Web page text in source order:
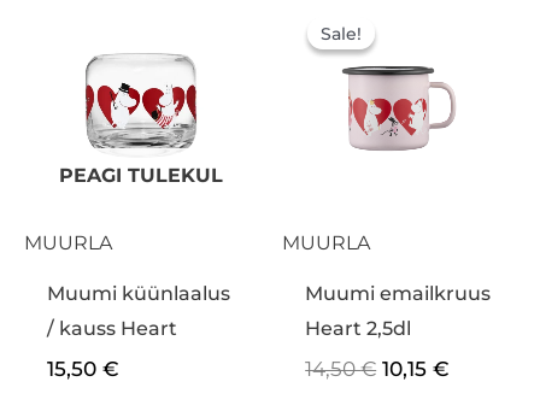
PEAGI TULEKUL
MUURLA
Muumi küünlaalus
/ kauss Heart
15,50€
Sale!
MUURLA
Sale!
Muumi emailkruus
Heart 2,5dl
14,50€
14,50 €.
10,15€
10,15 €.